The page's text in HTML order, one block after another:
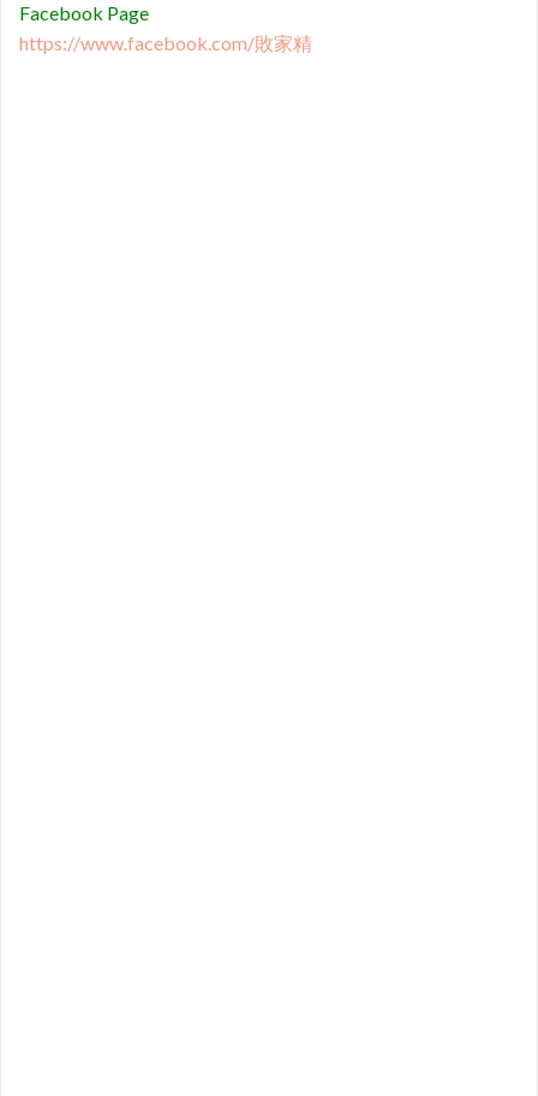
Facebook Page
https://www.facebook.com/敗家精